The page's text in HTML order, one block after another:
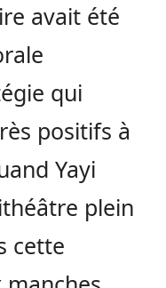
avait été
qui
positifs à
Yayi
plein
cette